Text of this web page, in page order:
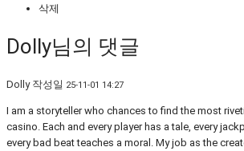
삭제
Dolly님의 댓글
Dolly 작성일 25-11-01 14:27
I am a storyteller who chances to find the most
casino. Each and every player has a tale, every
every bad beat teaches a moral. My job as the